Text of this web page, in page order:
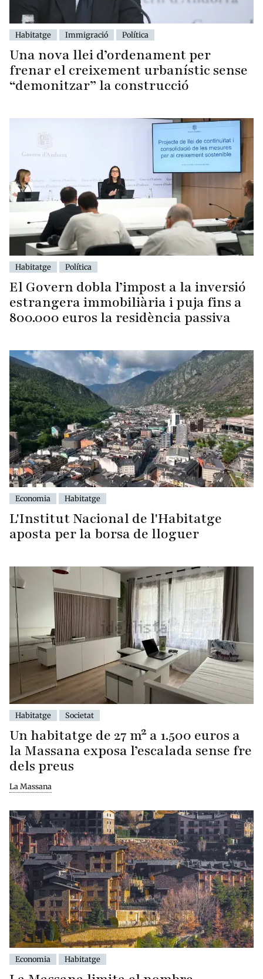
Habitatge Immigració Política
Una nova llei d’ordenament per
frenar el creixement urbanístic sense
“demonitzar” la construcció
Habitatge Política
El Govern dobla l’impost a la inversió
estrangera immobiliària i puja fins a
800.000 euros la residència passiva
Economia Habitatge
L'Institut Nacional de l'Habitatge
aposta per la borsa de lloguer
Habitatge Societat
Un habitatge de 27 m² a 1.500 euros a
la Massana exposa l’escalada sense fre
dels preus
La Massana
Economia Habitatge